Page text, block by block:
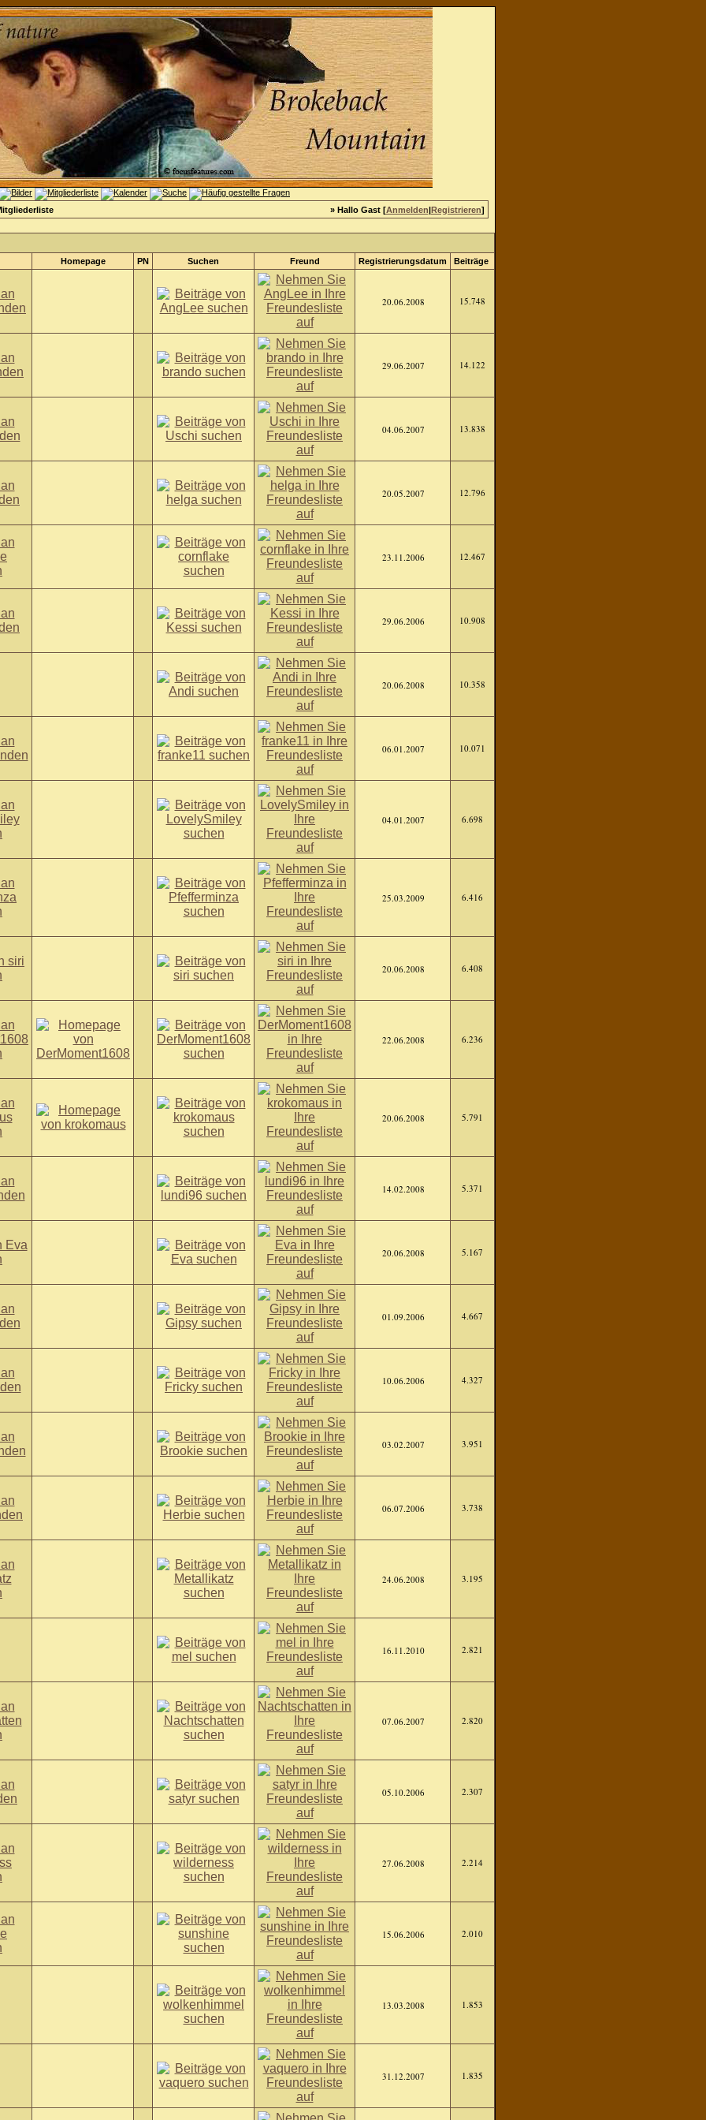
» Hallo Gast [Anmelden|Registrieren]
Homepage PN Suchen Freund Registrierungsdatum Beiträge
20.06.2008 15.748
29.06.2007 14.122
04.06.2007 13.838
20.05.2007 12.796
23.11.2006 12.467
29.06.2006 10.908
20.06.2008 10.358
06.01.2007 10.071
04.01.2007 6.698
25.03.2009 6.416
20.06.2008 6.408
22.06.2008 6.236
20.06.2008 5.791
14.02.2008 5.371
20.06.2008 5.167
01.09.2006 4.667
10.06.2006 4.327
03.02.2007 3.951
06.07.2006 3.738
24.06.2008 3.195
16.11.2010 2.821
07.06.2007 2.820
05.10.2006 2.307
27.06.2008 2.214
15.06.2006 2.010
13.03.2008 1.853
31.12.2007 1.835